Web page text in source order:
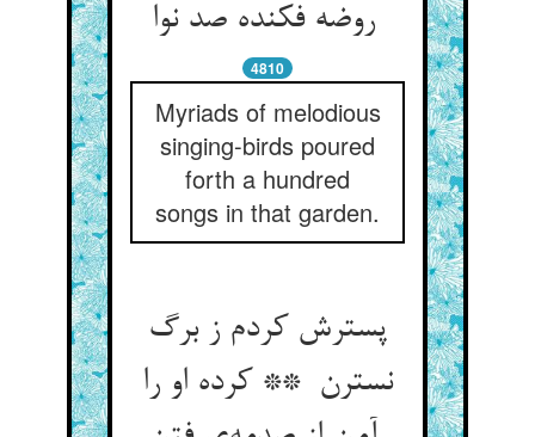
روضه فکنده صد نوا
4810
Myriads of melodious
singing-birds poured
forth a hundred
songs in that garden.
پسترش کردم ز برگ
نسترن ** کرده او را